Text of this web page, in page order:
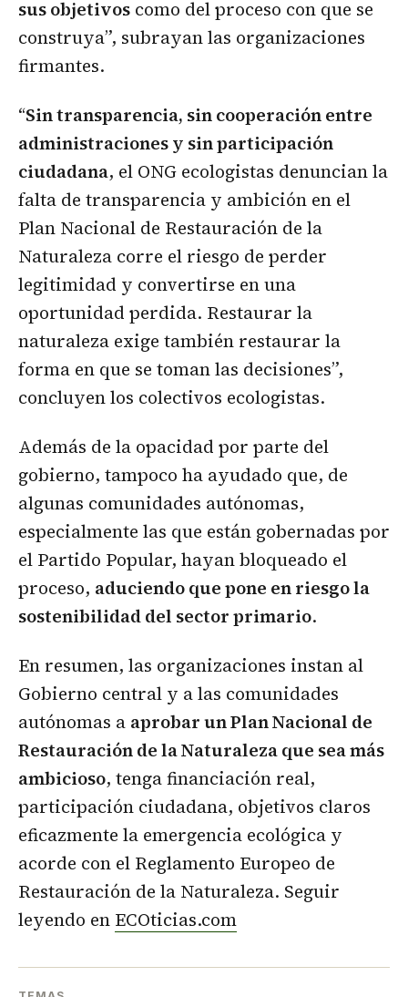
sus objetivos como del proceso con que se
construya”, subrayan las organizaciones
firmantes.
“Sin transparencia, sin cooperación entre
administraciones y sin participación
ciudadana, el ONG ecologistas denuncian la
falta de transparencia y ambición en el
Plan Nacional de Restauración de la
Naturaleza corre el riesgo de perder
legitimidad y convertirse en una
oportunidad perdida. Restaurar la
naturaleza exige también restaurar la
forma en que se toman las decisiones”,
concluyen los colectivos ecologistas.
Además de la opacidad por parte del
gobierno, tampoco ha ayudado que, de
algunas comunidades autónomas,
especialmente las que están gobernadas por
el Partido Popular, hayan bloqueado el
proceso, aduciendo que pone en riesgo la
sostenibilidad del sector primario.
En resumen, las organizaciones instan al
Gobierno central y a las comunidades
autónomas a aprobar un Plan Nacional de
Restauración de la Naturaleza que sea más
ambicioso, tenga financiación real,
participación ciudadana, objetivos claros
eficazmente la emergencia ecológica y
acorde con el Reglamento Europeo de
Restauración de la Naturaleza. Seguir
leyendo en ECOticias.com